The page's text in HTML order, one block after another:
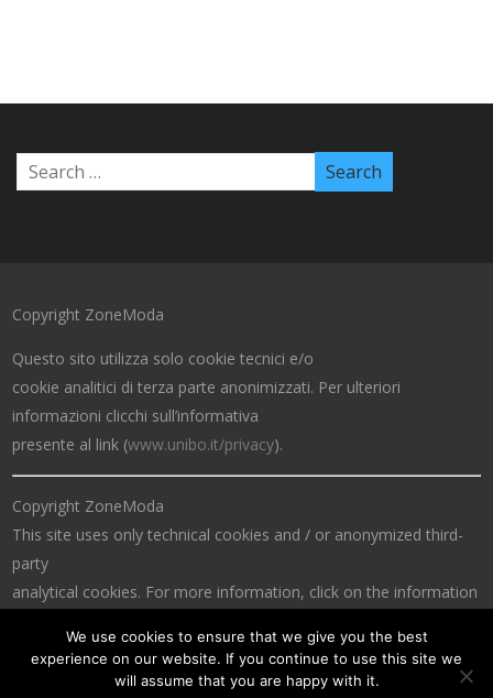
Copyright ZoneModa
Questo sito utilizza solo cookie tecnici e/o
cookie analitici di terza parte anonimizzati. Per ulteriori
informazioni clicchi sull’informativa
presente al link (www.unibo.it/privacy).
Copyright ZoneModa
This site uses only technical cookies and / or anonymized third-
party
analytical cookies. For more information, click on the information
We use cookies to ensure that we give you the best
experience on our website. If you continue to use this site we
will assume that you are happy with it.